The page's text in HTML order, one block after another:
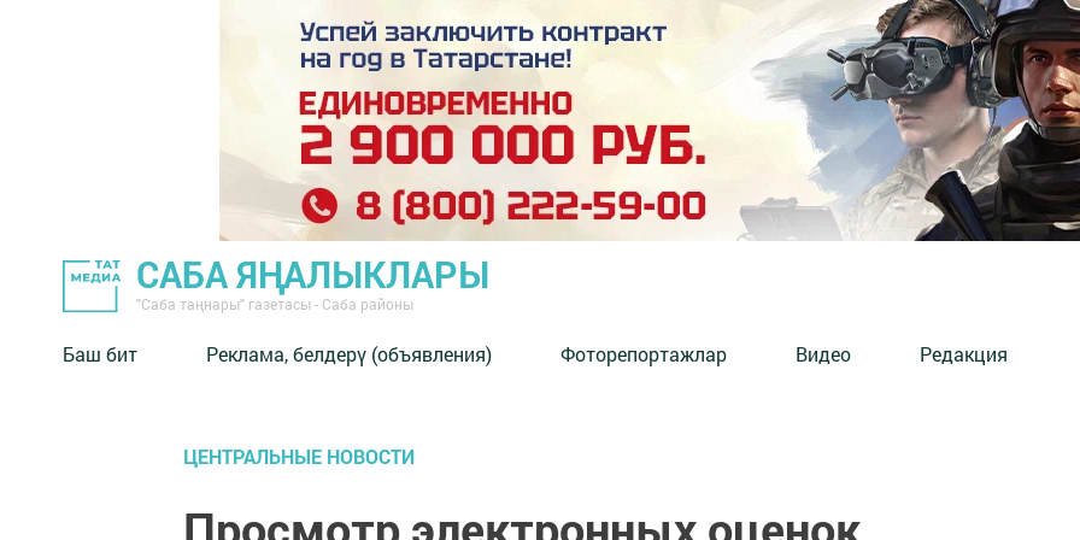
САБА ЯҢАЛЫКЛАРЫ
"Саба таңнары" газетасы - Саба районы
Баш бит Реклама, белдерү (объявления) Фоторепортажлар Видео Редакция
ЦЕНТРАЛЬНЫЕ НОВОСТИ
Просмотр электронных оценок